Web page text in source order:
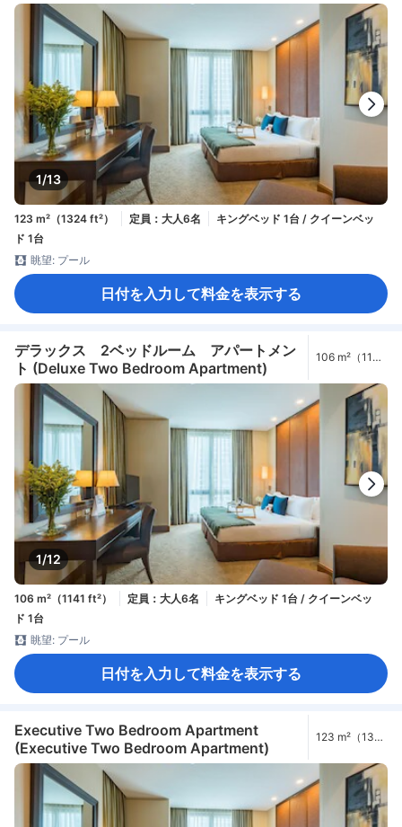
1/13
123 m²（1324 ft²） 定員：大人6名
キングベッド 1台 / クイーンベッ
ド 1台
眺望: プール
日付を入力して料金を表示する
デラックス 2ベッドルーム アパートメン
ト (Deluxe Two Bedroom Apartment)
106 m²（1141
1/12
106 m²（1141 ft²） 定員：大人6名
キングベッド 1台 / クイーンベッ
ド 1台
眺望: プール
日付を入力して料金を表示する
Executive Two Bedroom Apartment
(Executive Two Bedroom Apartment)
123 m²（1324